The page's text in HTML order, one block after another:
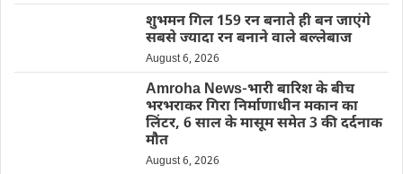
शुभमन गिल 159 रन बनाते ही बन जाएंगे
सबसे ज्यादा रन बनाने वाले बल्लेबाज
August 6, 2026
Amroha News-भारी बारिश के बीच
भरभराकर गिरा निर्माणाधीन मकान का
लिंटर, 6 साल के मासूम समेत 3 की दर्दनाक
मौत
August 6, 2026